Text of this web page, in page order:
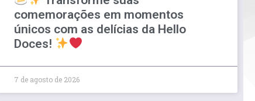
comemorações em momentos
únicos com as delícias da Hello
Doces!
7 de agosto de 2026